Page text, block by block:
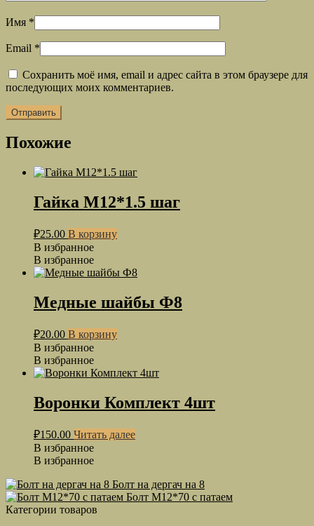
Имя *
Email *
Сохранить моё имя, email и адрес сайта в этом браузере для
последующих моих комментариев.
Похожие
Гайка М12*1.5 шаг
₽25.00 В корзину
В избранное
В избранное
Медные шайбы Ф8
₽20.00 В корзину
В избранное
В избранное
Воронки Комплект 4шт
₽150.00 Читать далее
В избранное
В избранное
Болт на дергач на 8
Болт М12*70 с патаем
Категории товаров